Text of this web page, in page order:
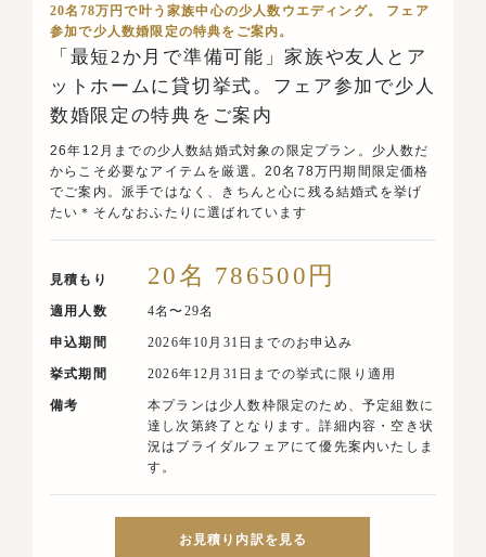
20名78万円で叶う家族中心の少人数ウエディング。 フェア
参加で少人数婚限定の特典をご案内。
「最短2か月で準備可能」家族や友人とア
ットホームに貸切挙式。フェア参加で少人
数婚限定の特典をご案内
26年12月までの少人数結婚式対象の限定プラン。少人数だ
からこそ必要なアイテムを厳選。20名78万円期間限定価格
でご案内。派手ではなく、きちんと心に残る結婚式を挙げ
たい＊そんなおふたりに選ばれています
見積もり 20名 786500円
適用人数 4名〜29名
申込期間 2026年10月31日までのお申込み
挙式期間 2026年12月31日までの挙式に限り適用
備考
本プランは少人数枠限定のため、予定組数に
達し次第終了となります。詳細内容・空き状
況はブライダルフェアにて優先案内いたしま
す。
お見積り内訳を見る